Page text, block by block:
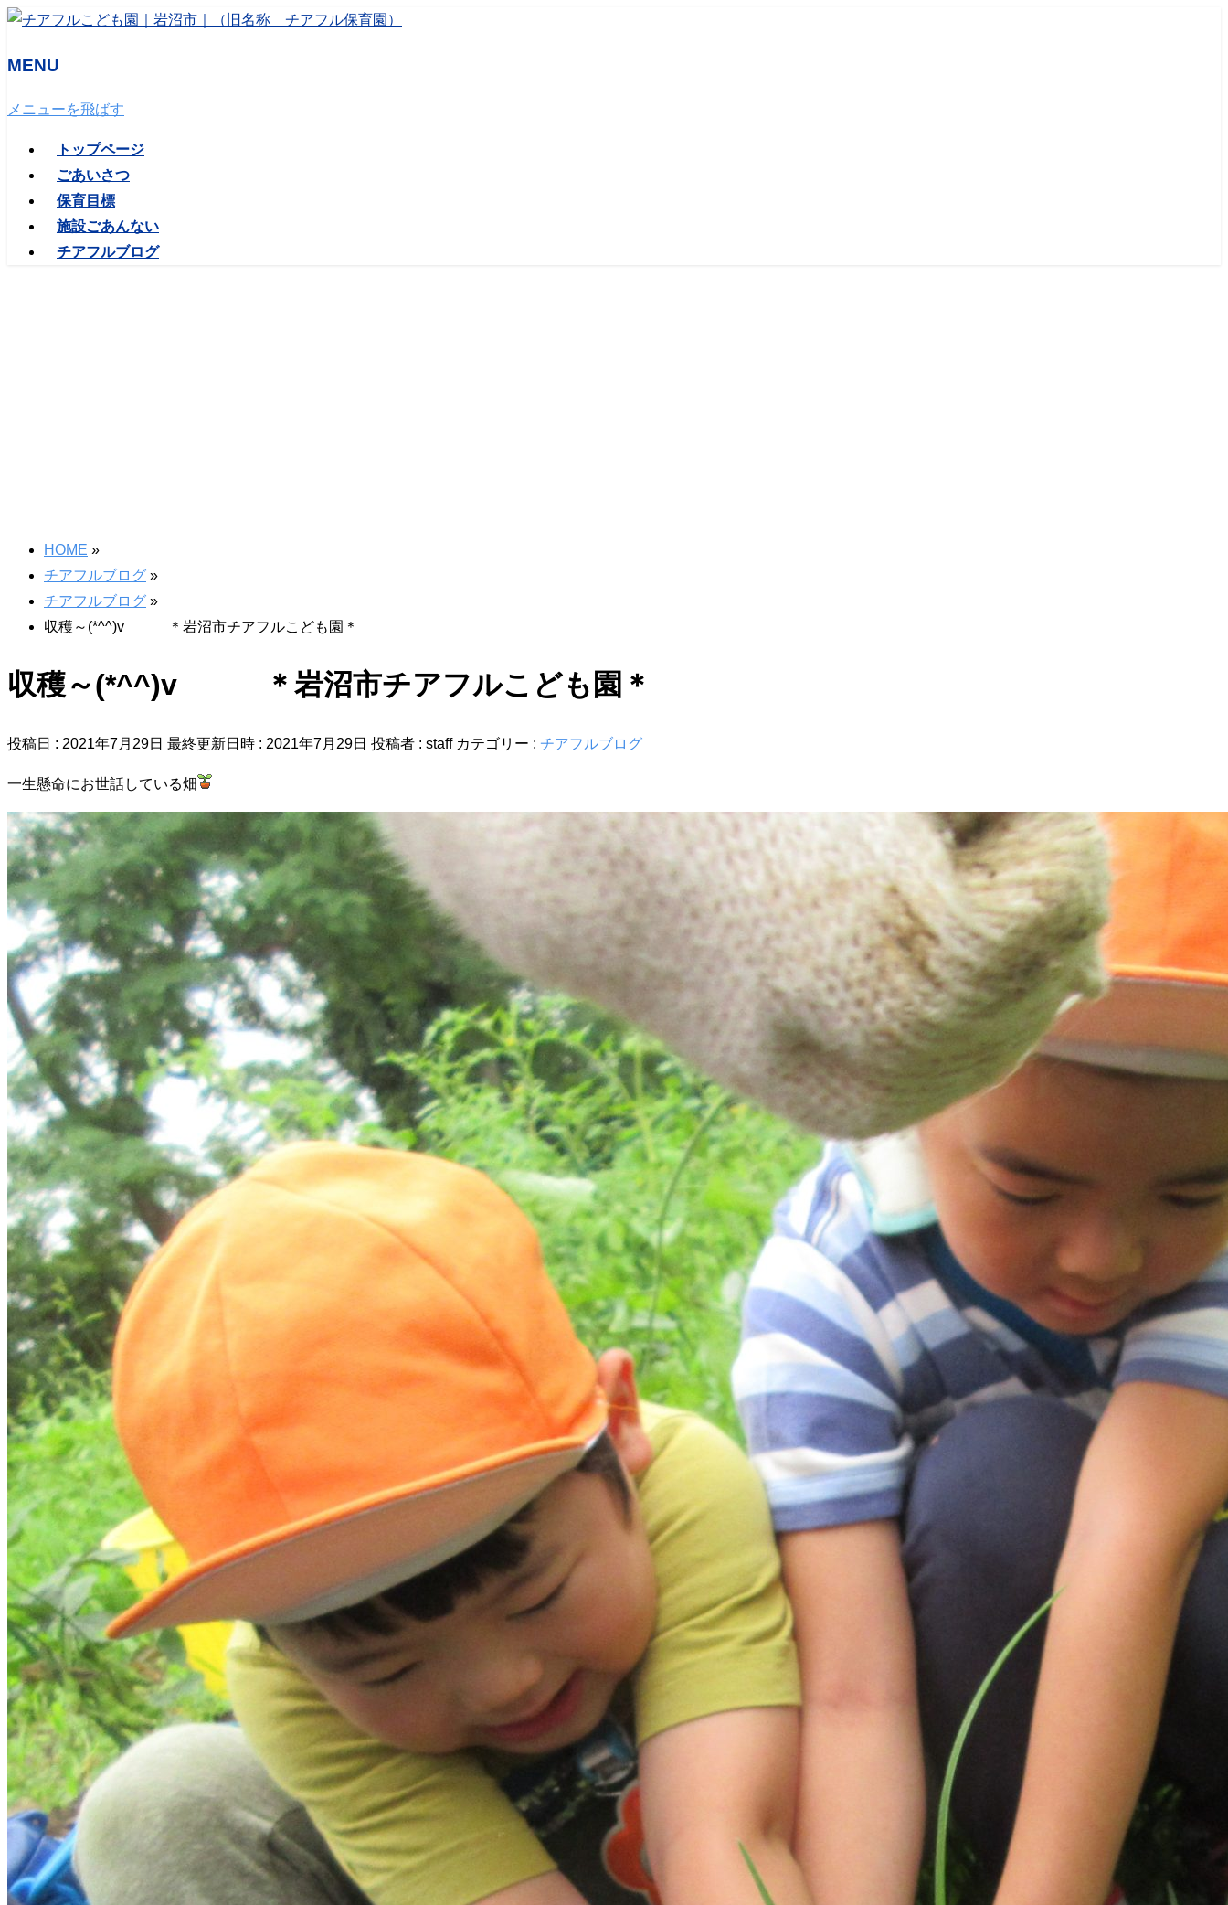
MENU
メニューを飛ばす
トップページ
ごあいさつ
保育目標
施設ごあんない
チアフルブログ
HOME »
チアフルブログ »
チアフルブログ »
収穫～(*^^)v ＊岩沼市チアフルこども園＊
収穫～(*^^)v ＊岩沼市チアフルこども園＊
投稿日 : 2021年7月29日 最終更新日時 : 2021年7月29日 投稿者 : staff カテゴリー : チアフルブログ
一生懸命にお世話している畑